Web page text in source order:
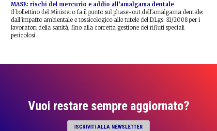
MASE: rischi del mercurio e addio all'amalgama dentale
Il bollettino del Ministero fa il punto sul phase-out dell'amalgama dentale:
dall'impatto ambientale e tossicologico alle tutele del D.Lgs. 81/2008 per i
lavoratori della sanità, fino alla corretta gestione dei rifiuti speciali
pericolosi.
Vuoi restare sempre aggiornato?
ISCRIVITI ALLA NEWSLETTER